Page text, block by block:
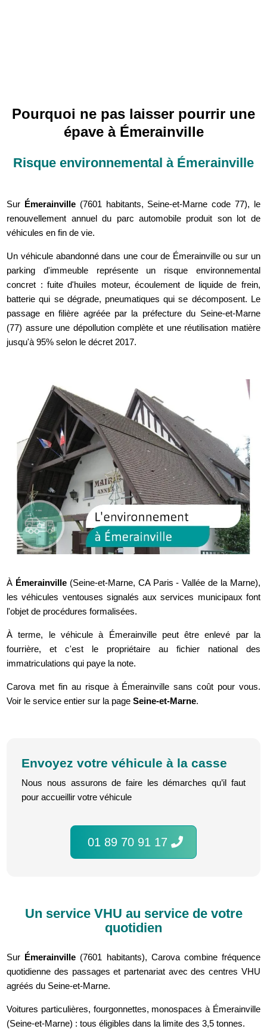
Pourquoi ne pas laisser pourrir une
épave à Émerainville
Risque environnemental à Émerainville
Sur Émerainville (7601 habitants, Seine-et-Marne code 77), le
renouvellement annuel du parc automobile produit son lot de
véhicules en fin de vie.
Un véhicule abandonné dans une cour de Émerainville ou sur un
parking d'immeuble représente un risque environnemental
concret : fuite d'huiles moteur, écoulement de liquide de frein,
batterie qui se dégrade, pneumatiques qui se décomposent. Le
passage en filière agréée par la préfecture du Seine-et-Marne
(77) assure une dépollution complète et une réutilisation matière
jusqu'à 95% selon le décret 2017.
À Émerainville (Seine-et-Marne, CA Paris - Vallée de la Marne),
les véhicules ventouses signalés aux services municipaux font
l'objet de procédures formalisées.
À terme, le véhicule à Émerainville peut être enlevé par la
fourrière, et c'est le propriétaire au fichier national des
immatriculations qui paye la note.
Carova met fin au risque à Émerainville sans coût pour vous.
Voir le service entier sur la pageSeine-et-Marne.
Envoyez votre véhicule à la casse
Nous nous assurons de faire les démarches qu’il faut
pour accueillir votre véhicule
01 89 70 91 17
Un service VHU au service de votre
quotidien
Sur Émerainville (7601 habitants), Carova combine fréquence
quotidienne des passages et partenariat avec des centres VHU
agréés du Seine-et-Marne.
Voitures particulières, fourgonnettes, monospaces à Émerainville
(Seine-et-Marne) : tous éligibles dans la limite des 3,5 tonnes.